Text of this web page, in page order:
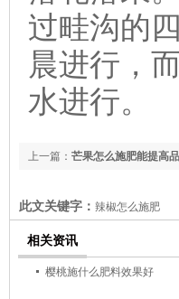
过畦沟的
晨进行，
水进行。
上一篇： 芒果怎么施肥能提高
此文关键字： 辣椒怎么施肥
相关资讯
樱桃施什么肥料效果好